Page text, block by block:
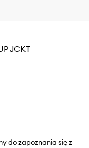
JCKT
do zapoznania się z